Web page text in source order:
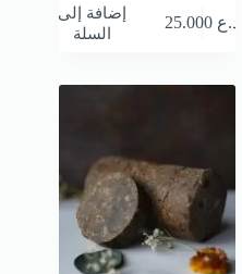
د.ع 25.000
إضافة إلى
السلة